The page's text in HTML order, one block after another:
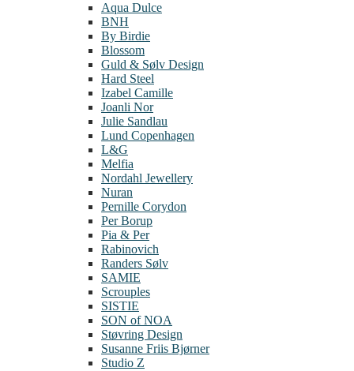
Aqua Dulce
BNH
By Birdie
Blossom
Guld & Sølv Design
Hard Steel
Izabel Camille
Joanli Nor
Julie Sandlau
Lund Copenhagen
L&G
Melfia
Nordahl Jewellery
Nuran
Pernille Corydon
Per Borup
Pia & Per
Rabinovich
Randers Sølv
SAMIE
Scrouples
SISTIE
SON of NOA
Støvring Design
Susanne Friis Bjørner
Studio Z